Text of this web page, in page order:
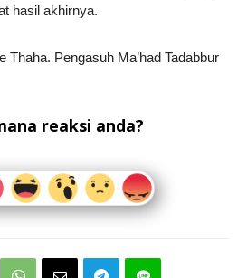
hasil akhirnya.
Thaha. Pengasuh Ma’had Tadabbur
reaksi anda?